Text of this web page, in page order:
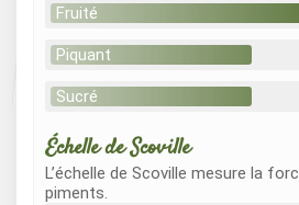
Fruité
Piquant
Sucré
Échelle de Scoville
L’échelle de Scoville mesure la
piments.